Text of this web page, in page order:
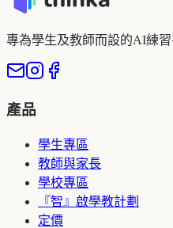
專為學生及教師而設的AI練
產品
學生專區
教師與家長
學校專區
『智』啟學教計劃
定價